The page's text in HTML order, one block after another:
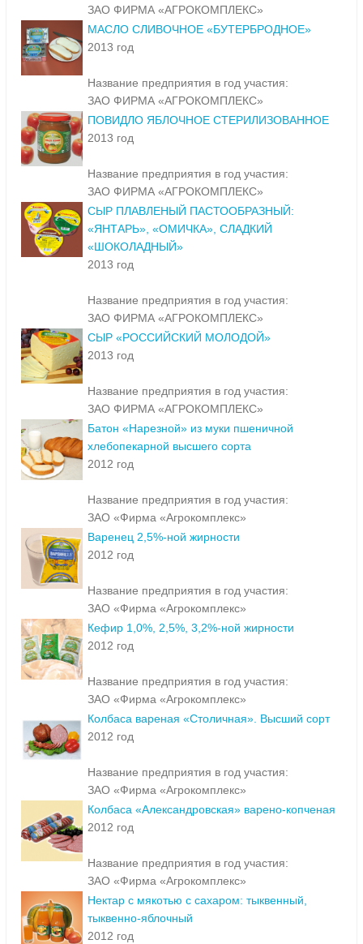
ЗАО ФИРМА «АГРОКОМПЛЕКС»
МАСЛО СЛИВОЧНОЕ «БУТЕРБРОДНОЕ»
2013 год
Название предприятия в год участия:
ЗАО ФИРМА «АГРОКОМПЛЕКС»
ПОВИДЛО ЯБЛОЧНОЕ СТЕРИЛИЗОВАННОЕ
2013 год
Название предприятия в год участия:
ЗАО ФИРМА «АГРОКОМПЛЕКС»
СЫР ПЛАВЛЕНЫЙ ПАСТООБРАЗНЫЙ:
«ЯНТАРЬ», «ОМИЧКА», СЛАДКИЙ
«ШОКОЛАДНЫЙ»
2013 год
Название предприятия в год участия:
ЗАО ФИРМА «АГРОКОМПЛЕКС»
СЫР «РОССИЙСКИЙ МОЛОДОЙ»
2013 год
Название предприятия в год участия:
ЗАО ФИРМА «АГРОКОМПЛЕКС»
Батон «Нарезной» из муки пшеничной
хлебопекарной высшего сорта
2012 год
Название предприятия в год участия:
ЗАО «Фирма «Агрокомплекс»
Варенец 2,5%-ной жирности
2012 год
Название предприятия в год участия:
ЗАО «Фирма «Агрокомплекс»
Кефир 1,0%, 2,5%, 3,2%-ной жирности
2012 год
Название предприятия в год участия:
ЗАО «Фирма «Агрокомплекс»
Колбаса вареная «Столичная». Высший сорт
2012 год
Название предприятия в год участия:
ЗАО «Фирма «Агрокомплекс»
Колбаса «Александровская» варено-копченая
2012 год
Название предприятия в год участия:
ЗАО «Фирма «Агрокомплекс»
Нектар с мякотью с сахаром: тыквенный,
тыквенно-яблочный
2012 год